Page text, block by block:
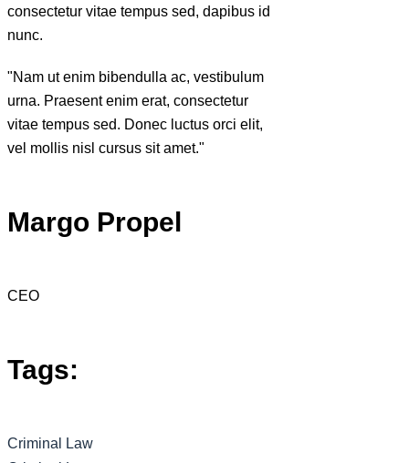
consectetur vitae tempus sed, dapibus id
nunc.
"Nam ut enim bibendulla ac, vestibulum
urna. Praesent enim erat, consectetur
vitae tempus sed. Donec luctus orci elit,
vel mollis nisl cursus sit amet."
Margo Propel
CEO
Tags:
Criminal Law